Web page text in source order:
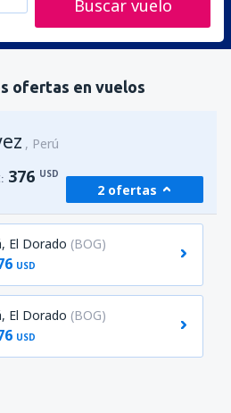
Buscar vuelo
ofertas en vuelos
Perú
376 USD
2 ofertas
El Dorado (BOG)
USD
El Dorado (BOG)
USD